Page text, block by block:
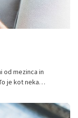
od mezinca in
je kot neka